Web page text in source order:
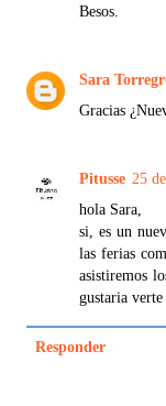
Besos.
Sara
Gracias
Pitusse 25
hola Sara,
si, es un
las ferias
asistiremos
gustaria
Responder